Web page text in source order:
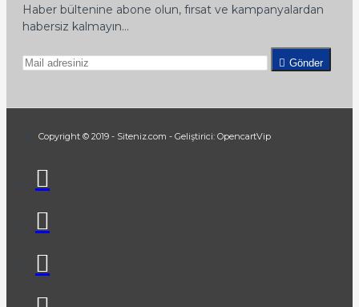
Haber bültenine abone olun, fırsat ve kampanyalardan
habersiz kalmayın...
Gönder
Copyright © 2019 - Siteniz.com - Geliştirici: OpencartVip